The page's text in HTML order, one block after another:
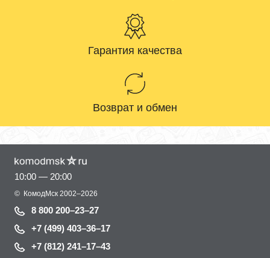
Гарантия качества
Возврат и обмен
10:00 — 20:00
© КомодМск 2002–2026
8 800 200–23–27
+7 (499) 403–36–17
+7 (812) 241–17–43